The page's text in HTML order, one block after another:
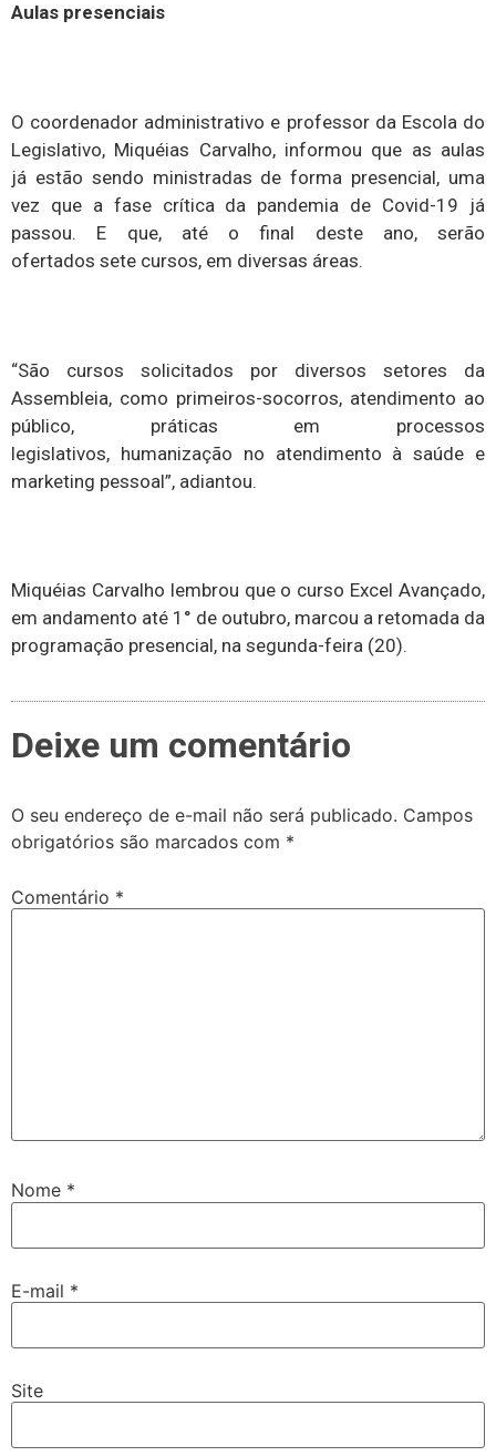
Aulas presenciais
O coordenador administrativo e professor da Escola do
Legislativo, Miquéias Carvalho, informou que as aulas
já estão sendo ministradas de forma presencial, uma
vez que a fase crítica da pandemia de Covid-19 já
passou. E que, até o final deste ano, serão
ofertados sete cursos, em diversas áreas.
“São cursos solicitados por diversos setores da
Assembleia, como primeiros-socorros, atendimento ao
público, práticas em processos
legislativos, humanização no atendimento à saúde e
marketing pessoal”, adiantou.
Miquéias Carvalho lembrou que o curso Excel Avançado,
em andamento até 1° de outubro, marcou a retomada da
programação presencial, na segunda-feira (20).
Deixe um comentário
O seu endereço de e-mail não será publicado. Campos
obrigatórios são marcados com *
Comentário *
Nome *
E-mail *
Site